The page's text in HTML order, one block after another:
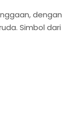
dengan
Simbol dari